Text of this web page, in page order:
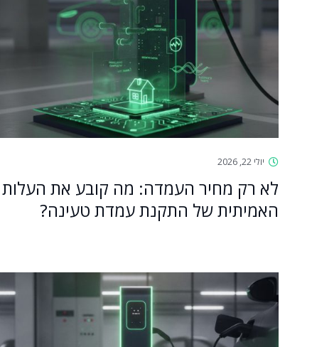
יולי 22, 2026
לא רק מחיר העמדה: מה קובע את העלות
האמיתית של התקנת עמדת טעינה?